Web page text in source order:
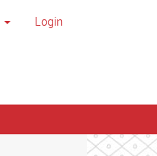
Login